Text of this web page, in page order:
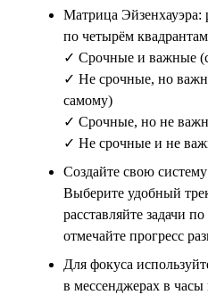
Матрица Эйзенхауэра:
по четырём
✓ Срочные и важные
✓ Не срочные, но
самому)
✓ Срочные, но не
✓ Не срочные и не
Создайте свою
Выберите удобный
расставляйте задачи
отмечайте прогресс
Для фокуса
в мессенджерах в часы